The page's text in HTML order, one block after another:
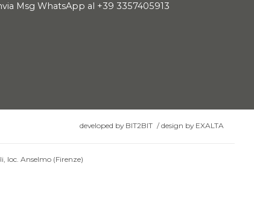
Msg WhatsApp al +39 3357405913
developed by BIT2BIT /design by EXALTA
loc. Anselmo (Firenze)